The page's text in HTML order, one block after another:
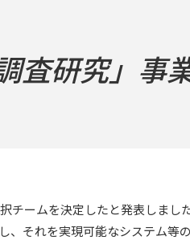
査研究」事
ームを決定したと発表しま
それを実現可能なシステム等